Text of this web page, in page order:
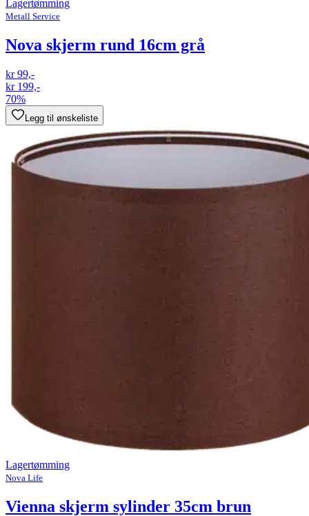
Lagertømming
Metall Service
Nova skjerm rund 16cm grå
kr 99,-
kr 199,-
70%
Legg til ønskeliste
Lagertømming
Nova Life
Vienna skjerm sylinder 35cm brun